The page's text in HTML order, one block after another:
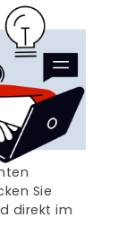
Sie
direkt im